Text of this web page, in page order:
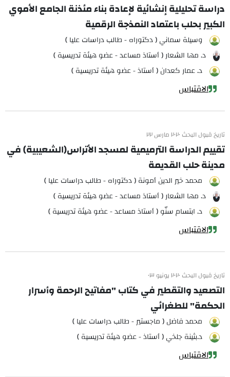
دراسة تحليلية إنشائية لإعادة بناء مئذنة الجامع الأموي
الكبير بحلب باعتماد النمذجة الرقمية
وسيلة سماني ( دكتوراه - طالب دراسات عليا )
د. مها الشعار ( أستاذ مساعد - عضو هيئة تدريسية )
د. عمار كعدان ( أستاذ - عضو هيئة تدريسية )
الاقتباس
تاريخ قبول البحث ٢٠٢٠ مارس ٢٢
تقييم الدراسة الترميمية لمسجد الأتراس(الشعيبية) في
مدينة حلب القديمة
محمد خير الدين أمونة ( دكتوراه - طالب دراسات عليا )
د. مها الشعار ( أستاذ مساعد - عضو هيئة تدريسية )
د. ابتسام سنّو ( أستاذ مساعد - عضو هيئة تدريسية )
الاقتباس
تاريخ قبول البحث ٢٠٢٠ يونيو ٠٣
التصعيد والتقطير في كتاب "مفاتيح الرحمة وأسرار
الحكمة" للطغرائي
محمد فاضل ( ماجستير - طالب دراسات عليا )
د.بثينة جلخي ( أستاذ - عضو هيئة تدريسية )
الاقتباس